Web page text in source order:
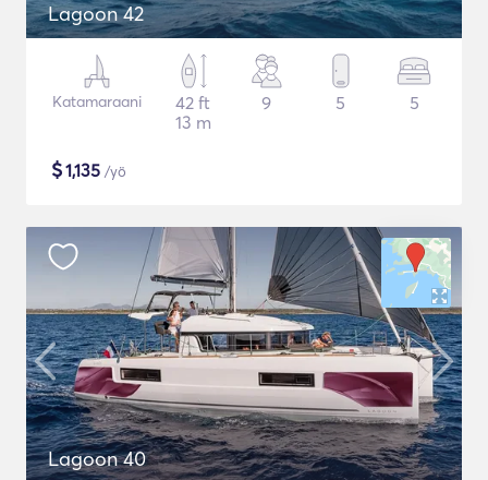
Lagoon 42
Katamaraani
42 ft
13 m
9 5 5
$1,135 /yö
Lagoon 40